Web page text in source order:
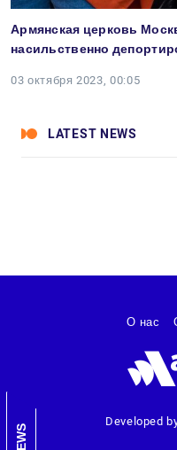
Армянская церковь
насильственно
03 октября 2023, 00:05
LATEST NEWS
NEWS
Developed
О нас